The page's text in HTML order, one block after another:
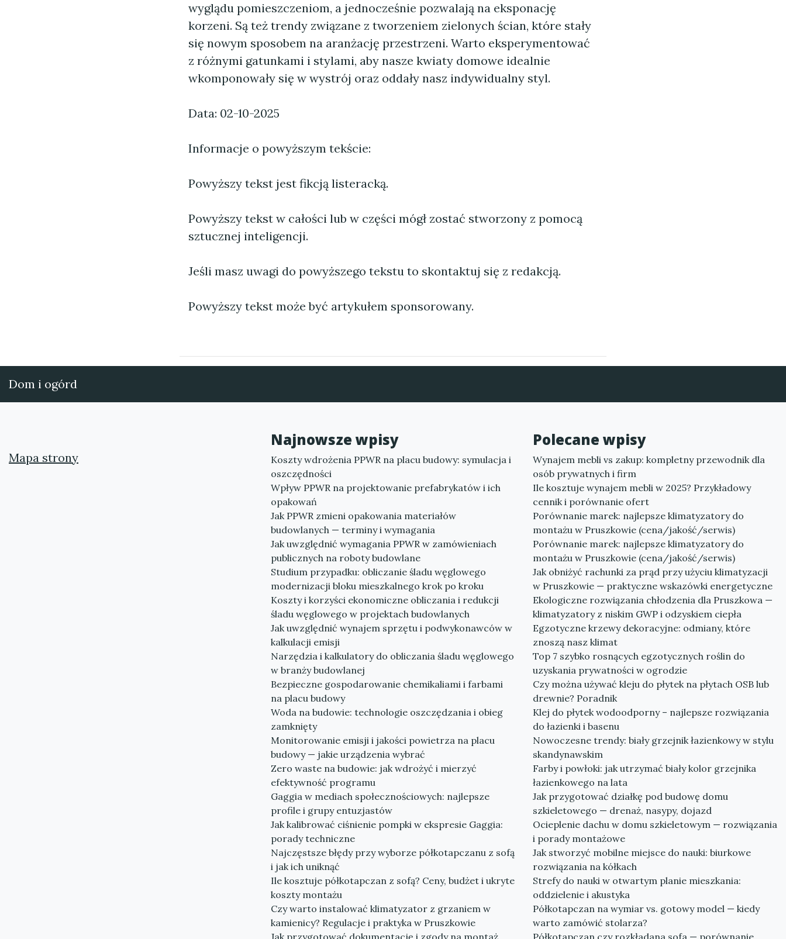
wyglądu pomieszczeniom, a jednocześnie pozwalają na eksponację
korzeni. Są też trendy związane z tworzeniem zielonych ścian, które stały
się nowym sposobem na aranżację przestrzeni. Warto eksperymentować
z różnymi gatunkami i stylami, aby nasze kwiaty domowe idealnie
wkomponowały się w wystrój oraz oddały nasz indywidualny styl.
Data: 02-10-2025
Informacje o powyższym tekście:
Powyższy tekst jest fikcją listeracką.
Powyższy tekst w całości lub w części mógł zostać stworzony z pomocą
sztucznej inteligencji.
Jeśli masz uwagi do powyższego tekstu to skontaktuj się z redakcją.
Powyższy tekst może być artykułem sponsorowany.
Dom i ogórd
Mapa strony
Najnowsze wpisy
Koszty wdrożenia PPWR na placu budowy: symulacja i
oszczędności
Wpływ PPWR na projektowanie prefabrykatów i ich
opakowań
Jak PPWR zmieni opakowania materiałów
budowlanych — terminy i wymagania
Jak uwzględnić wymagania PPWR w zamówieniach
publicznych na roboty budowlane
Studium przypadku: obliczanie śladu węglowego
modernizacji bloku mieszkalnego krok po kroku
Koszty i korzyści ekonomiczne obliczania i redukcji
śladu węglowego w projektach budowlanych
Jak uwzględnić wynajem sprzętu i podwykonawców w
kalkulacji emisji
Narzędzia i kalkulatory do obliczania śladu węglowego
w branży budowlanej
Bezpieczne gospodarowanie chemikaliami i farbami
na placu budowy
Woda na budowie: technologie oszczędzania i obieg
zamknięty
Monitorowanie emisji i jakości powietrza na placu
budowy — jakie urządzenia wybrać
Zero waste na budowie: jak wdrożyć i mierzyć
efektywność programu
Gaggia w mediach społecznościowych: najlepsze
profile i grupy entuzjastów
Jak kalibrować ciśnienie pompki w ekspresie Gaggia:
porady techniczne
Najczęstsze błędy przy wyborze półkotapczanu z sofą
i jak ich uniknąć
Ile kosztuje półkotapczan z sofą? Ceny, budżet i ukryte
koszty montażu
Czy warto instalować klimatyzator z grzaniem w
kamienicy? Regulacje i praktyka w Pruszkowie
Jak przygotować dokumentację i zgody na montaż
Polecane wpisy
Wynajem mebli vs zakup: kompletny przewodnik dla
osób prywatnych i firm
Ile kosztuje wynajem mebli w 2025? Przykładowy
cennik i porównanie ofert
Porównanie marek: najlepsze klimatyzatory do
montażu w Pruszkowie (cena/jakość/serwis)
Porównanie marek: najlepsze klimatyzatory do
montażu w Pruszkowie (cena/jakość/serwis)
Jak obniżyć rachunki za prąd przy użyciu klimatyzacji
w Pruszkowie — praktyczne wskazówki energetyczne
Ekologiczne rozwiązania chłodzenia dla Pruszkowa —
klimatyzatory z niskim GWP i odzyskiem ciepła
Egzotyczne krzewy dekoracyjne: odmiany, które
znoszą nasz klimat
Top 7 szybko rosnących egzotycznych roślin do
uzyskania prywatności w ogrodzie
Czy można używać kleju do płytek na płytach OSB lub
drewnie? Poradnik
Klej do płytek wodoodporny – najlepsze rozwiązania
do łazienki i basenu
Nowoczesne trendy: biały grzejnik łazienkowy w stylu
skandynawskim
Farby i powłoki: jak utrzymać biały kolor grzejnika
łazienkowego na lata
Jak przygotować działkę pod budowę domu
szkieletowego — drenaż, nasypy, dojazd
Ocieplenie dachu w domu szkieletowym — rozwiązania
i porady montażowe
Jak stworzyć mobilne miejsce do nauki: biurkowe
rozwiązania na kółkach
Strefy do nauki w otwartym planie mieszkania:
oddzielenie i akustyka
Półkotapczan na wymiar vs. gotowy model — kiedy
warto zamówić stolarza?
Półkotapczan czy rozkładana sofa — porównanie